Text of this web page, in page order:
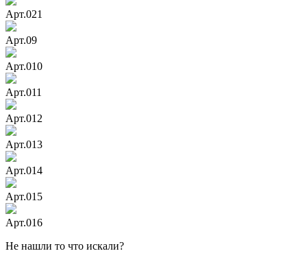
Арт.021
Арт.09
Арт.010
Арт.011
Арт.012
Арт.013
Арт.014
Арт.015
Арт.016
Не нашли то что искали?